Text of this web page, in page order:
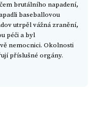
brutálního napadení,
baseballovou
utrpěl vážná zranění,
péči a byl
nemocnici. Okolnosti
příslušné orgány.